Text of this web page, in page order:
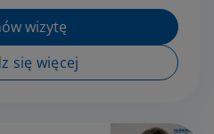
wizytę
się więcej